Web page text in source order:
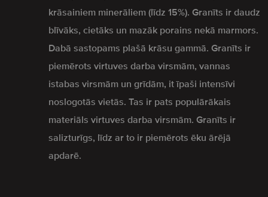
krāsainiem minerāliem (līdz 15%). Granīts ir daudz
blīvāks, cietāks un mazāk porains nekā marmors.
Dabā sastopams plašā krāsu gammā. Granīts ir
piemērots virtuves darba virsmām, vannas
istabas virsmām un grīdām, it īpaši intensīvi
noslogotās vietās. Tas ir pats populārākais
materiāls virtuves darba virsmām. Granīts ir
salizturīgs, līdz ar to ir piemērots ēku ārējā
apdarē.